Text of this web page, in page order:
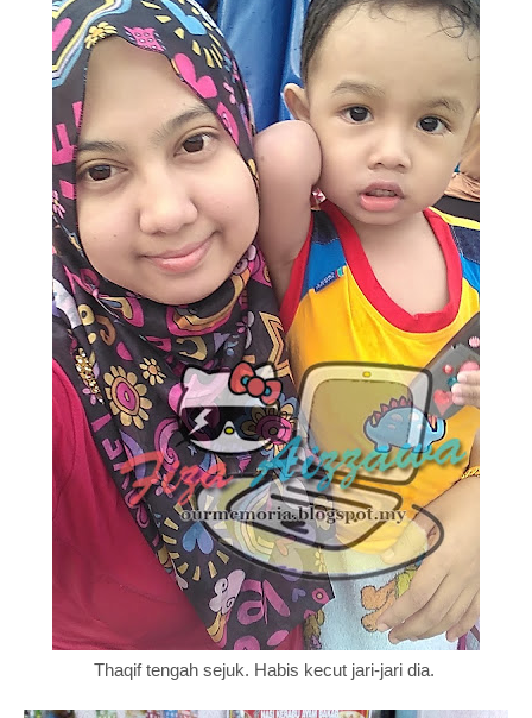
Thaqif tengah sejuk. Habis kecut jari-jari dia.